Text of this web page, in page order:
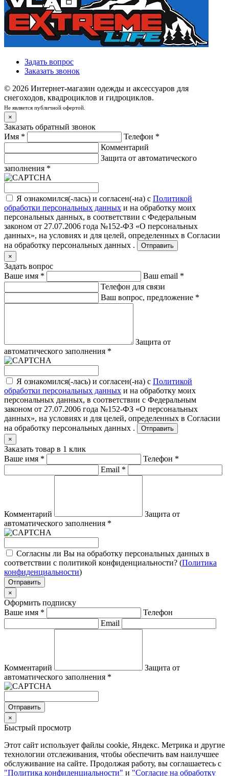
Задать вопрос
Заказать звонок
© 2026 Интернет-магазин одежды и аксессуаров для
снегоходов, квадроциклов и гидроциклов.
Не является публичной офертой.
×
Заказать обратный звонок
Имя * Телефон *
Комментарий
Защита от автоматического
заполнения *
Я ознакомился(-лась) и согласен(-на) с Политикой
обработки персональных данных и на обработку моих
персональных данных, в соответствии с Федеральным
законом от 27.07.2006 года №152-ФЗ «О персональных
данных», на условиях и для целей, определенных в Согласии
на обработку персональных данных .
Отправить
×
Задать вопрос
Ваше имя * Ваш email *
Телефон для связи
Ваш вопрос, предложение *
Защита от
автоматического заполнения *
Я ознакомился(-лась) и согласен(-на) с Политикой
обработки персональных данных и на обработку моих
персональных данных, в соответствии с Федеральным
законом от 27.07.2006 года №152-ФЗ «О персональных
данных», на условиях и для целей, определенных в Согласии
на обработку персональных данных .
Отправить
×
Заказать товар в 1 клик
Ваше имя * Телефон *
Email *
Комментарий
Защита от
автоматического заполнения *
Согласны ли Вы на обработку персональных данных в
соответствии с политикой конфиденциальности? (Политика
конфиденциальности)
Отправить
×
Оформить подписку
Ваше имя *
Телефон
Email
Комментарий
Защита от
автоматического заполнения *
Отправить
×
Быстрый просмотр
Этот сайт использует файлы cookie, Яндекс. Метрика и другие
технологии отслеживания, чтобы обеспечить вам наилучшее
обслуживание на сайте. Продолжая работу, вы соглашаетесь с
"Политика конфиденциальности" и "Согласие на обработку